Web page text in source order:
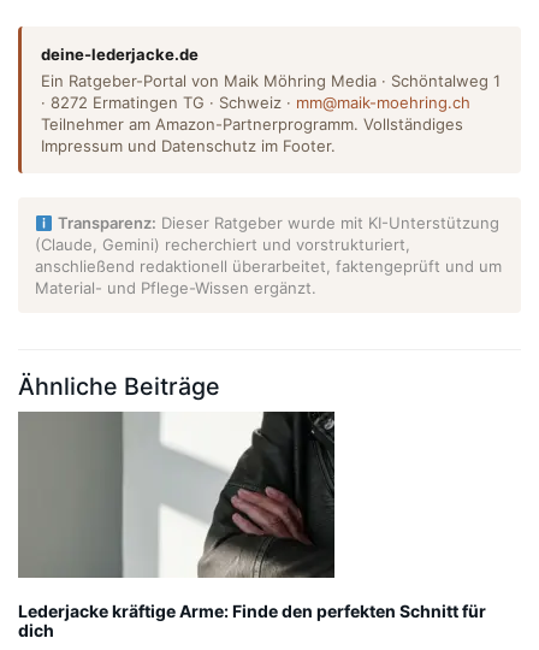
deine-lederjacke.de
Ein Ratgeber-Portal von Maik Möhring Media · Schöntalweg 1
· 8272 Ermatingen TG · Schweiz · mm@maik-moehring.ch
Teilnehmer am Amazon-Partnerprogramm. Vollständiges
Impressum und Datenschutz im Footer.
Transparenz: Dieser Ratgeber wurde mit KI-Unterstützung
(Claude, Gemini) recherchiert und vorstrukturiert,
anschließend redaktionell überarbeitet, faktengeprüft und um
Material- und Pflege-Wissen ergänzt.
Ähnliche Beiträge
Lederjacke kräftige Arme: Finde den perfekten Schnitt für
dich